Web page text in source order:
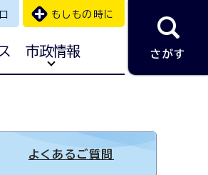
もしもの時に
市政情報 さがす
よくあるご質問